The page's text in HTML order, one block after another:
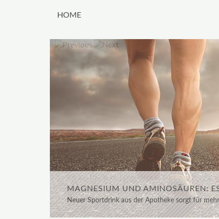
HOME
FRAUEN BEVORZUGEN
Isoflavone – sichere Unterstützung gegen
Präparate...
MAGNESIUM UND AMINOSÄUREN:
Neuer Sportdrink aus der Apotheke sorgt für